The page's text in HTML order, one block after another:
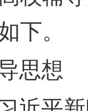
下。
思想